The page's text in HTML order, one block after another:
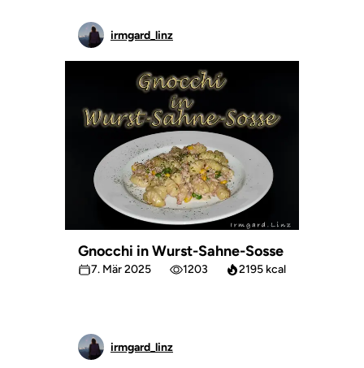
irmgard_linz
Gnocchi in Wurst-Sahne-Sosse
7. Mär 2025 1203 2195 kcal
irmgard_linz